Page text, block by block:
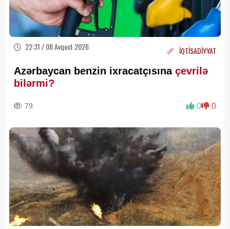
22:31 / 08 Avqust 2026 İQTİSADİYYAT
Azərbaycan benzin ixracatçısınaçevrilə
bilərmi?
79 0 0